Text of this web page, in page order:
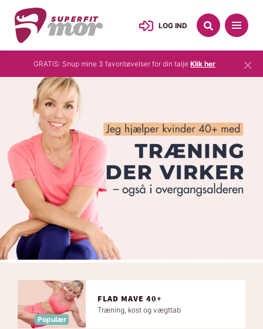
LOG IND
GRATIS: Snup mine 3 favoritøvelser for din talje Klik her ×
Populær
FLAD MAVE 40+
Træning, kost og vægttab